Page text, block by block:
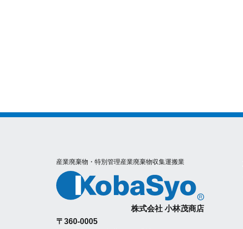
産業廃棄物・特別管理産業廃棄物収集運搬業
株式会社 小林茂商店
〒360-0005